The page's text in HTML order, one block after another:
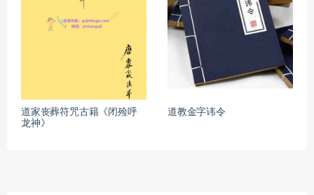
道家丧葬符咒古籍《闭殓呼
龙神》
道教金字讳令